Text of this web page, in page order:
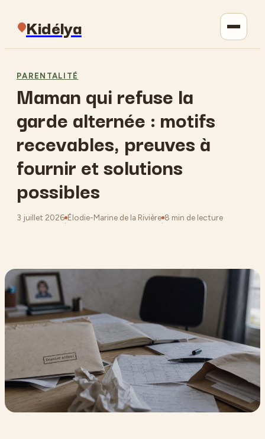
Kidélya
Maison
Jardinage
Lifestyle
PARENTALITÉ
Maman qui refuse la
garde alternée : motifs
recevables, preuves à
fournir et solutions
possibles
3 juillet 2026
·
Élodie-Marine de la Rivière
·
8 min de lecture